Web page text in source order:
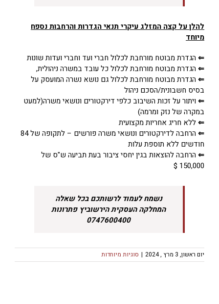
להלן על קצה המזלג עיקרי תנאי הגדרות והרחבות נספח
מיוחד
⇐ הגדרת מבוטח מורחבת לכלול חברי ועד וחברי ועדות שונות
⇐ הגדרת מבוטח מורחבת לכלול כל עובד במשרה ניהולית,
⇐ הגדרת מבוטח מורחבת לכלול גם נושא נשרה המועסק על
בסיס חשבונית/הסכם ניהול
⇐ויתור על זכות השיבוב כלפי דירקטורים ונושאי משרה(למעט
במקרה של נזק ומרמה)
⇐ללא חריג אחריות מקצועית
⇐
הרחבה לדירקטורים ונושאי משרה פורשים – לתקופה של 84
חודשים ללא תוספת עלות
⇐ הרחבה להוצאות בגין יחסי ציבור בעת תביעה ש"ס של
150,000 $
נשמח לעמוד לרשותכם בכל שאלה
המחלקה העסקית הירשוביץ פתרונות
0747600400
יום ראשון, 3 מרץ , 2024 | סוגיות מיוחדות